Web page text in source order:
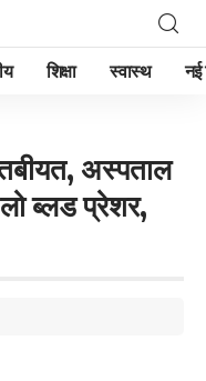
शिक्षा स्वास्थ नई
अस्पताल
ब्लड प्रेशर,